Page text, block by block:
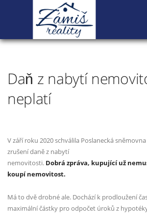
Daň z nabytí
neplatí
V září roku 2020 schválila Poslanecká
zrušení daně z nabytí
nemovitosti. Dobrá zpráva, kupující už
koupí nemovitost.
Má to dvě drobné ale. Dochází k prodloužení
maximální částky pro odpočet úroků z